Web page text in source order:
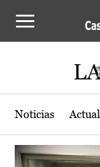
Actualidad
Noticias